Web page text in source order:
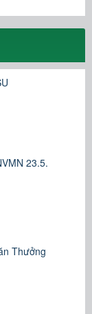
23.5.
Thưởng